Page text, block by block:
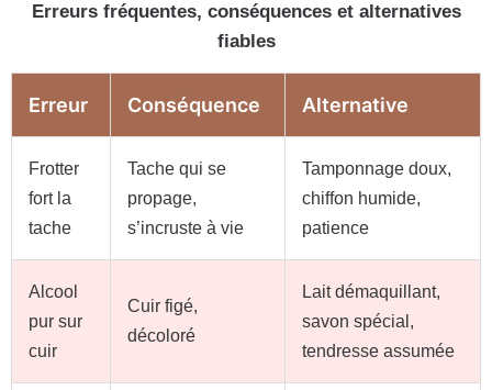
Erreurs fréquentes, conséquences et alternatives
fiables
Erreur Conséquence Alternative
Frotter
fort la
tache
Tache qui se
propage,
s’incruste à vie
Tamponnage doux,
chiffon humide,
patience
Alcool
pur sur
cuir
Cuir figé,
décoloré
Lait démaquillant,
savon spécial,
tendresse assumée